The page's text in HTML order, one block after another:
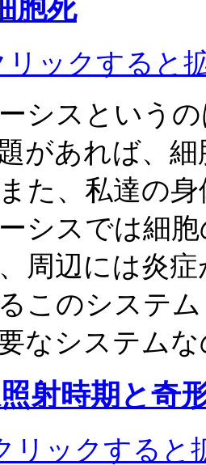
胞死
シスという
があれば、
た、私達の
シスでは細
周辺には炎
このシステ
なシステム
射時期と奇